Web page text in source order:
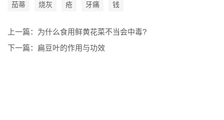
茄蒂 烧灰 疮 牙痛 钱
上一篇： 为什么食用鲜黄花菜不当会中毒?
下一篇： 扁豆叶的作用与功效